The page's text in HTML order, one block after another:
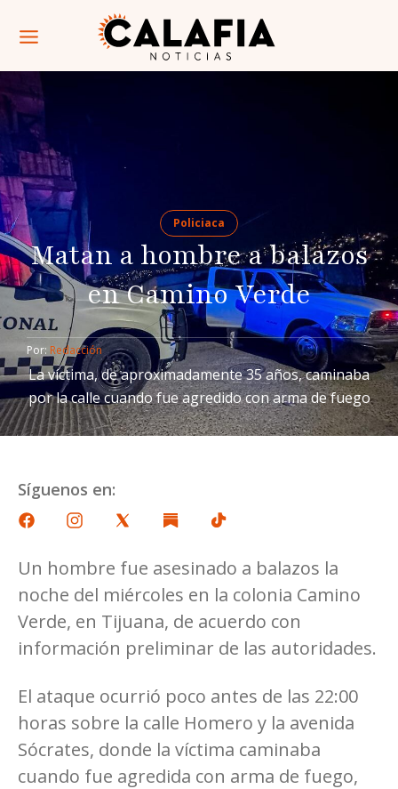
Policiaca
Matan a hombre a balazos
en Camino Verde
Por: Redacción
La víctima, de aproximadamente 35 años, caminaba
por la calle cuando fue agredido con arma de fuego
Síguenos en:
Un hombre fue asesinado a balazos la
noche del miércoles en la colonia Camino
Verde, en Tijuana, de acuerdo con
información preliminar de las autoridades.
El ataque ocurrió poco antes de las 22:00
horas sobre la calle Homero y la avenida
Sócrates, donde la víctima caminaba
cuando fue agredida con arma de fuego,